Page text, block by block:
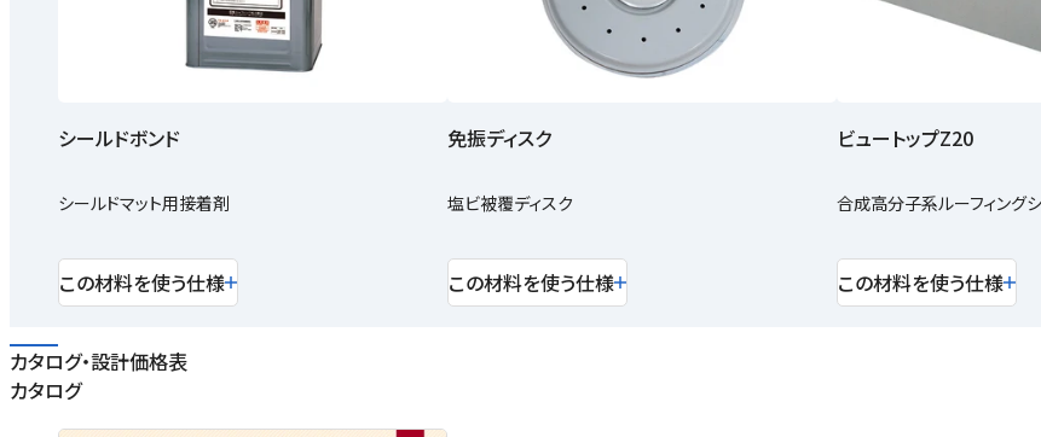
シールドボンド
シールドマット用接着剤
この材料を使う仕様
免振ディスク
塩ビ被覆ディスク
この材料を使う仕様
ビュートップZ20
合成高分子系ルーフィング
この材料を使う仕様
カタログ・設計価格表
カタログ